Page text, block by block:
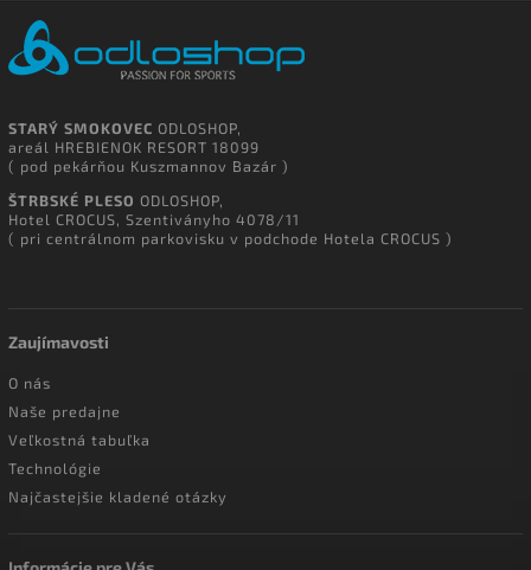
STARÝ SMOKOVEC ODLOSHOP,
areál HREBIENOK RESORT 18099
( pod pekárňou Kuszmannov Bazár )
ŠTRBSKÉ PLESO ODLOSHOP,
Hotel CROCUS, Szentiványho 4078/11
( pri centrálnom parkovisku v podchode Hotela CROCUS )
Zaujímavosti
O nás
Naše predajne
Veľkostná tabuľka
Technológie
Najčastejšie kladené otázky